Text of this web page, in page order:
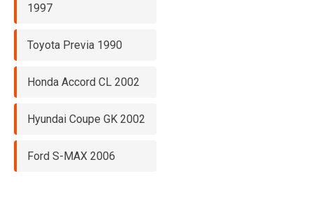
1997
Toyota Previa 1990
Honda Accord CL 2002
Hyundai Coupe GK 2002
Ford S-MAX 2006